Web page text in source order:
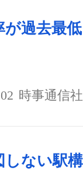
が過去最
時事通信社
しない駅